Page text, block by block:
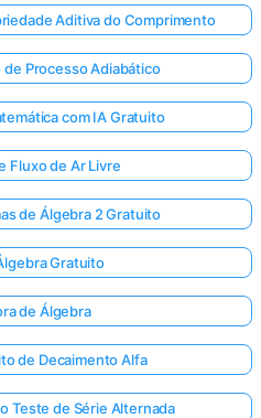
Aditiva do Comprimento
Processo Adiabático
com IA Gratuito
Fluxo de Ar Livre
de Álgebra 2 Gratuito
Gratuito
de Álgebra
de Decaimento Alfa
Teste de Série Alternada